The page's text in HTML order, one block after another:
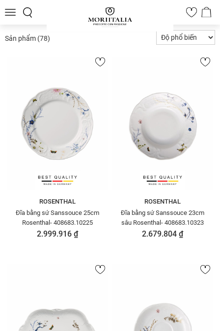
Toggle
0
Sản phẩm (78)
ROSENTHAL
Đĩa bằng sứ Sanssouce 25cm
Rosenthal- 408683.10225
2.999.916 ₫
ROSENTHAL
Đĩa bằng sứ Sanssouce 23cm
sâu Rosenthal- 408683.10323
2.679.804 ₫